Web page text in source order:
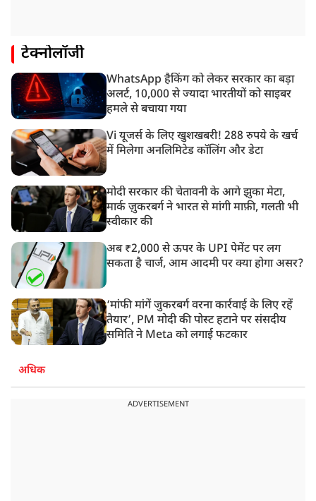
टेक्नोलॉजी
WhatsApp हैकिंग को लेकर सरकार का बड़ा
अलर्ट, 10,000 से ज्यादा भारतीयों को साइबर
हमले से बचाया गया
Vi यूजर्स के लिए खुशखबरी! 288 रुपये के खर्च
में मिलेगा अनलिमिटेड कॉलिंग और डेटा
मोदी सरकार की चेतावनी के आगे झुका मेटा,
मार्क ज़ुकरबर्ग ने भारत से मांगी माफ़ी, गलती भी
स्वीकार की
अब ₹2,000 से ऊपर के UPI पेमेंट पर लग
सकता है चार्ज, आम आदमी पर क्या होगा असर?
‘मांफी मांगें जुकरबर्ग वरना कार्रवाई के लिए रहें
तैयार’, PM मोदी की पोस्ट हटाने पर संसदीय
समिति ने Meta को लगाई फटकार
अधिक
ADVERTISEMENT